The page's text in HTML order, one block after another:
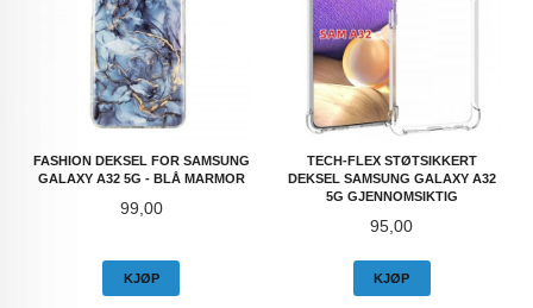
FASHION DEKSEL FOR SAMSUNG
GALAXY A32 5G - BLÅ MARMOR
Pris
99,00
KJØP
TECH-FLEX STØTSIKKERT
DEKSEL SAMSUNG GALAXY A32
5G GJENNOMSIKTIG
Pris
95,00
KJØP